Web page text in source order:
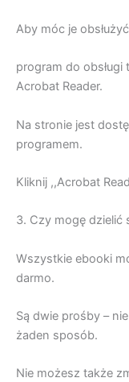
Aby móc je
program do
Acrobat Reader.
Na stronie jest
programem.
Kliknij ,,Acrobat
3. Czy mogę dzielić
Wszystkie ebooki
darmo.
Są dwie prośby –
żaden sposób.
Nie możesz także